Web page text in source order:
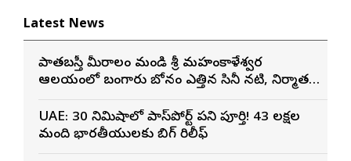
Latest News
పాతబస్తీ మీరాలం మండి శ్రీ మహంకాళేశ్వర
ఆలయంలో బంగారు బోనం ఎత్తిన సినీ నటి, నిర్మాత
UAE: 30 నిమిషాల్లో పాస్‌పోర్ట్ పని పూర్తి! 43 లక్షల
మంది భారతీయులకు బిగ్ రిలీఫ్